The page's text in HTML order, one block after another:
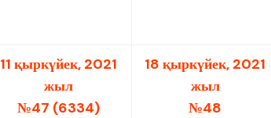
11 қыркүйек, 2021
жыл
№47 (6334)
18 қыркүйек, 2021
жыл
№48